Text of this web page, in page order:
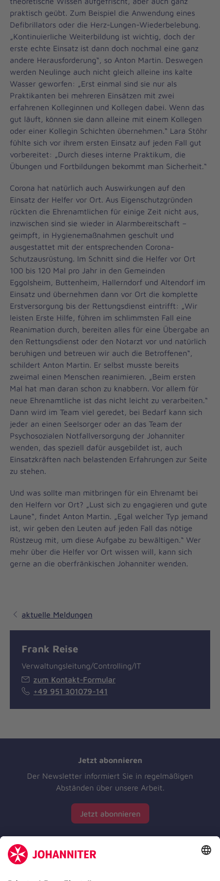
praktisch geübt. Zum Beispiel die Anwendung eines
Defibrillators oder die Herz-Lungen-Wiederbelebung.
„Kontinuierliche Weiterbildung ist wichtig, doch der
erste echte Einsatz ist dann doch nochmal eine ganz
andere Herausforderung“, so Anton Martin. Deswegen
werden Neulinge auch nicht gleich alleine ins kalte
Wasser geworfen: „Erst einmal sind sie nur als
Praktikanten bei mehreren Einsätzen mit zwei
erfahrenen Kolleginnen und Kollegen dabei. Wenn das
gut läuft, können sie dann alleine mit einem Kollegen
oder einer Kollegin Schichten übernehmen.“ Lara Stöhr
fühlte sich vor ihrem ersten Einsatz auf jeden Fall gut
vorbereitet: „Durch dieses interne Praktikum, die
Übungen und Fortbildungen bekommt man Sicherheit.“
Corona hat natürlich auch Auswirkungen auf den
Einsatz der Helfer vor Ort. Aus Eigenschutzgründen
rückten die Ehrenamtlichen für einige Zeit nicht aus,
inzwischen sind sie wieder in Alarmbereitschaft –
geimpft, in Hygienemaßnahmen geschult und
ausgestattet mit der entsprechenden Corona-
Schutzausrüstung. Im Schnitt sind die Helfer vor Ort
100 bis 120 Mal pro Jahr in den Gemeinden
Eggolsheim, Buttenheim, Hallerndorf und Altendorf im
Einsatz und übernehmen dann vor Ort die komplette
Erstversorgung bis der Rettungsdienst eintrifft: „Wir
leisten Erste Hilfe, führen im schlimmsten Fall eine
Reanimation durch, bereiten alles für eine Übergabe an
den Rettungsdienst oder den Notarzt vor und natürlich
beruhigen und betreuen wir auch die Betroffenen“,
schildert Anton Martin. Er selbst musste bereits
zweimal einen Menschen reanimieren. „Beim ersten
Mal hat man daran schon zu knabbern. Vor allem für
neue Ehrenamtliche ist das nicht leicht zu verarbeiten.“
Dann wird im Team viel geredet, bei Bedarf kann sich
jeder an einen Seelsorger oder an das Team der
Psychosozialen Notfallversorgung der Johanniter
wenden, das speziell dafür ausgebildet ist, auch
Einsatzkräften nach belastenden Erfahrungen zur Seite
zu stehen.
Und was sollte man mitbringen für ein Ehrenamt bei
den Helfern vor Ort? „Lust sich zu engagieren und gute
Laune“, findet Anton Martin. „Egal welcher Typ jemand
ist, wir geben den Leuten auf jeden Fall das nötige
Rüstzeug mit, um diese Aufgabe zu bewältigen.“ Wer
mehr über die Helfer vor Ort wissen will, kann sich
gerne an die oberfränkischen Johanniter wenden.
aktuelle Meldungen
Frank Reise
Verwaltungsleitung/Controlling/IT
zum Kontakt-Formular
+49 951 301079-141
Jetzt abonnieren
Der Newsletter informiert Sie in regelmäßigen
Abständen über unsere Arbeit.
Jetzt abonnieren
Zertifizierung der Johanniter-Unfall-Hilfe e.V.